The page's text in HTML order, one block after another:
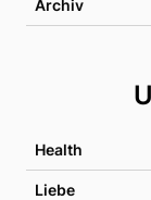
Archiv
Health
Liebe